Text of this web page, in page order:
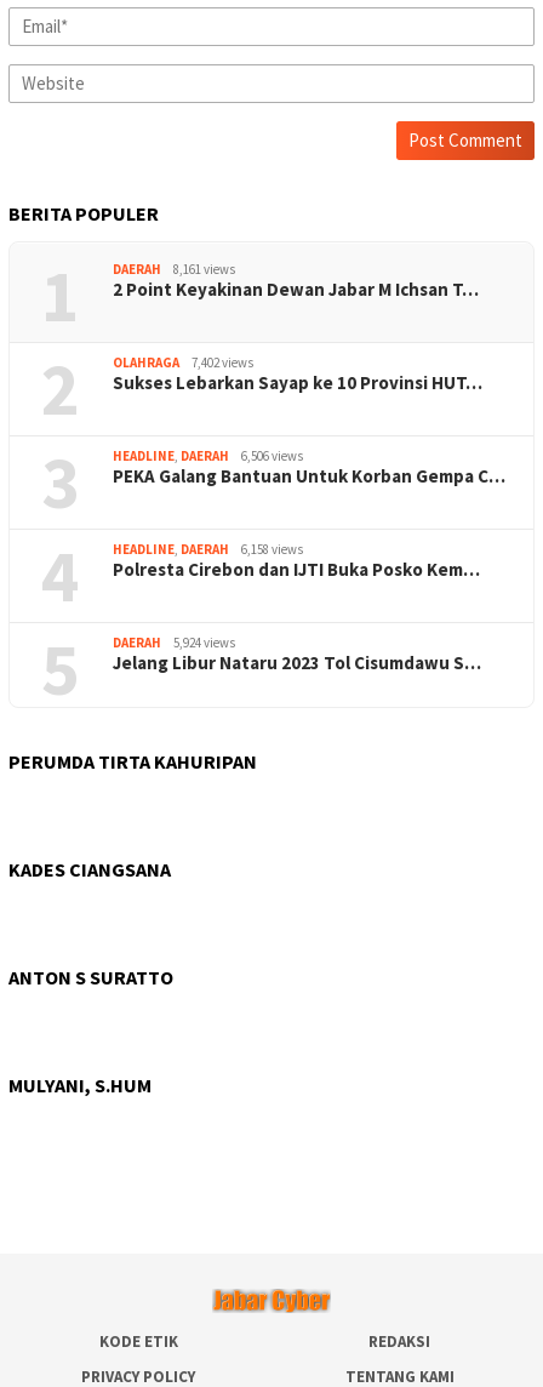
BERITA POPULER
1 DAERAH 8,161 views
2 Point Keyakinan Dewan Jabar M Ichsan T…
2 OLAHRAGA 7,402 views
Sukses Lebarkan Sayap ke 10 Provinsi HUT…
3 HEADLINE, DAERAH 6,506 views
PEKA Galang Bantuan Untuk Korban Gempa C…
4 HEADLINE, DAERAH 6,158 views
Polresta Cirebon dan IJTI Buka Posko Kem…
5 DAERAH 5,924 views
Jelang Libur Nataru 2023 Tol Cisumdawu S…
PERUMDA TIRTA KAHURIPAN
KADES CIANGSANA
ANTON S SURATTO
MULYANI, S.HUM
KODE ETIK
REDAKSI
PRIVACY POLICY
TENTANG KAMI